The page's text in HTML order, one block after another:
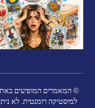
© המאמרים המופיעים באתר
למיסטיקה רומנטית. לא